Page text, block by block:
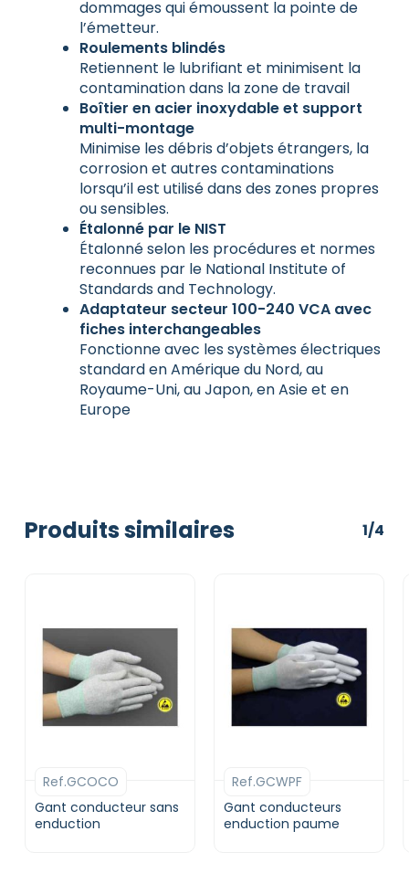
dommages qui émoussent la pointe de
l’émetteur.
Roulements blindés
Retiennent le lubrifiant et minimisent la
contamination dans la zone de travail
Boîtier en acier inoxydable et support
multi-montage
Minimise les débris d’objets étrangers, la
corrosion et autres contaminations
lorsqu’il est utilisé dans des zones propres
ou sensibles.
Étalonné par le NIST
Étalonné selon les procédures et normes
reconnues par le National Institute of
Standards and Technology.
Adaptateur secteur 100-240 VCA avec
fiches interchangeables
Fonctionne avec les systèmes électriques
standard en Amérique du Nord, au
Royaume-Uni, au Japon, en Asie et en
Europe
Produits similaires 1/4
Gant conducteur sans
enduction
Ref.GCOCO
Gant conducteurs
enduction paume
Ref.GCWPF